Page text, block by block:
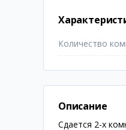
Количество
Описание
Сдается 2-х